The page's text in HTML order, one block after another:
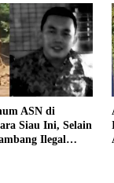
ASN di
Siau Ini, Selain
Ilegal